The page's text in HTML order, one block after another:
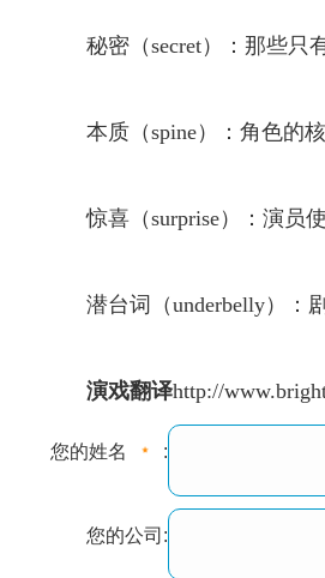
秘密（secret）：那些只
本质（spine）：角色的
惊喜（surprise）：演员
潜台词（underbelly）：
演戏翻译http://
您的姓名 :
您的公司: